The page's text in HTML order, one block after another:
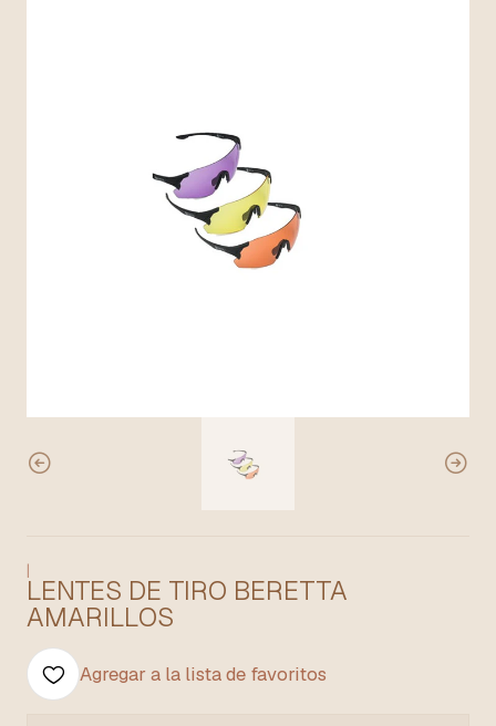
|
LENTES DE TIRO BERETTA
AMARILLOS
Agregar a la lista de favoritos